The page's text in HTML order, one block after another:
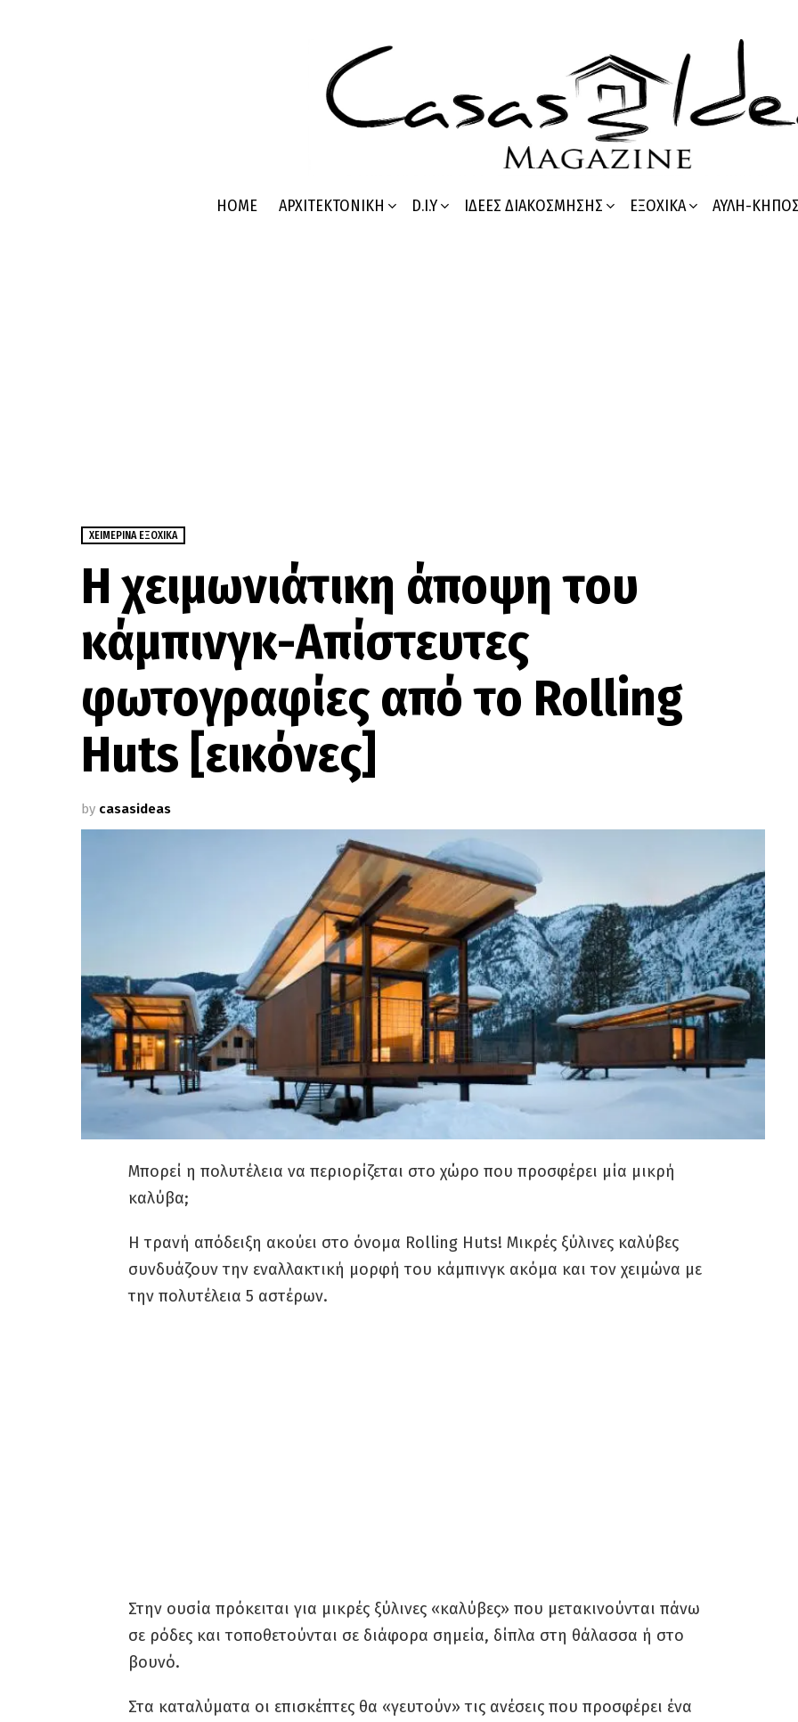
HOME ΑΡΧΙΤΕΚΤΟΝΙΚΉ D.I.Y ΙΔΈΕΣ ΔΙΑΚΌΣΜΗΣΗΣ ΕΞΟΧΙΚΆ ΑΥΛΉ-
ΧΕΙΜΕΡΙΝΆ ΕΞΟΧΙΚΆ
Η χειμωνιάτικη άποψη του
κάμπινγκ-Απίστευτες
φωτογραφίες από το Rolling
Huts [εικόνες]
by casasideas
Μπορεί η πολυτέλεια να περιορίζεται στο χώρο που προσφέρει μία μικρή
καλύβα;
Η τρανή απόδειξη ακούει στο όνομα Rolling Huts! Μικρές ξύλινες καλύβες
συνδυάζουν την εναλλακτική μορφή του κάμπινγκ ακόμα και τον χειμώνα με
την πολυτέλεια 5 αστέρων.
Στην ουσία πρόκειται για μικρές ξύλινες «καλύβες» που μετακινούνται πάνω
σε ρόδες και τοποθετούνται σε διάφορα σημεία, δίπλα στη θάλασσα ή στο
βουνό.
Στα καταλύματα οι επισκέπτες θα «γευτούν» τις ανέσεις που προσφέρει ένα